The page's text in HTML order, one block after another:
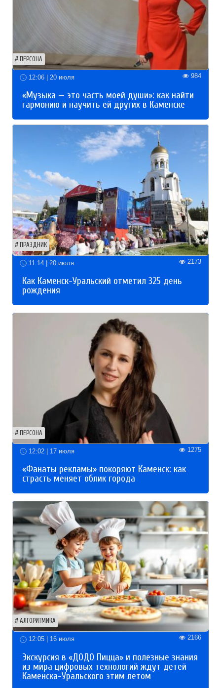
ПЕРСОНА
12:06 | 20 июля 984
«Музыка — это часть моей души»: как найти
гармонию и научить ей других в Каменске
ПРАЗДНИК
11:14 | 20 июля 2173
Как Каменск-Уральский отметил 325 день
рождения
ПЕРСОНА
12:02 | 17 июля 1275
«Фанаты рекламы» покоряют Каменск: как
страсть меняет облик города
АЛГОРИТМИКА
12:05 | 16 июля 2166
Экскурсия в «ДОДО Пицца» и полезные знания
из мира цифровых технологий ждут детей
Каменска-Уральского этим летом